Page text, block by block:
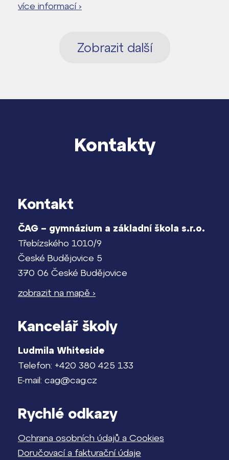
více informací ›
Zobrazit další
Kontakty
Kontakt
ČAG – gymnázium a základní škola s.r.o.
Třebízského 1010/9
České Budějovice 5
370 06 České Budějovice
zobrazit na mapě ›
Kancelář školy
Ludmila Whiteside
Telefon: +420 380 425 133
E-mail: cag@cag.cz
Rychlé odkazy
Ochrana osobních údajů a Cookies
Doručovací a fakturační údaje